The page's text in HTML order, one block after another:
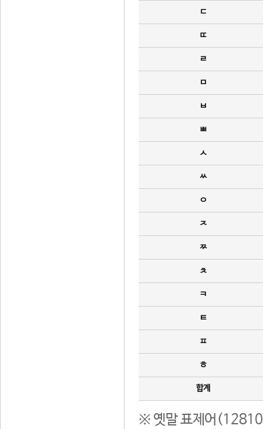
ㄷ
ㄸ
ㄹ
ㅁ
ㅂ
ㅃ
ㅅ
ㅆ
ㅇ
ㅈ
ㅉ
ㅊ
ㅋ
ㅌ
ㅍ
ㅎ
합계
※ 옛말 표제어(12810